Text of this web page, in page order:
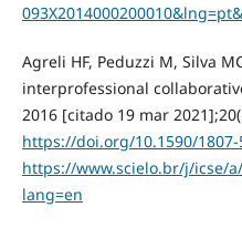
Agreli HF, Peduzzi M, Silva
interprofessional
2016 [citado 19 mar
https://doi.org/10.1590/1807-
https://www.scielo.br/j/icse/a/
lang=en